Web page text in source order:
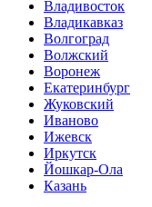
Владивосток
Владикавказ
Волгоград
Волжский
Воронеж
Екатеринбург
Жуковский
Иваново
Ижевск
Иркутск
Йошкар-Ола
Казань